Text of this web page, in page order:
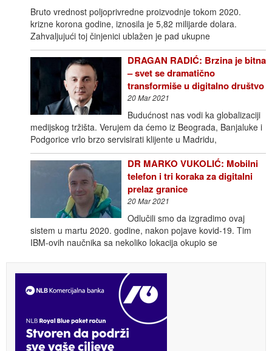
Bruto vrednost poljoprivredne proizvodnje tokom 2020.
krizne korona godine, iznosila je 5,82 milijarde dolara.
Zahvaljujući toj činjenici ublažen je pad ukupne
DRAGAN RADIĆ: Brzina je bitna
– svet se dramatično
transformiše u digitalno društvo
20 Mar 2021
Budućnost nas vodi ka globalizaciji
medijskog tržišta. Verujem da ćemo iz Beograda, Banjaluke i
Podgorice vrlo brzo servisirati klijente u Madridu,
DR MARKO VUKOLIĆ: Mobilni
telefon i tri koraka za digitalni
prelaz granice
20 Mar 2021
Odlučili smo da izgradimo ovaj
sistem u martu 2020. godine, nakon pojave kovid-19. Tim
IBM-ovih naučnika sa nekoliko lokacija okupio se